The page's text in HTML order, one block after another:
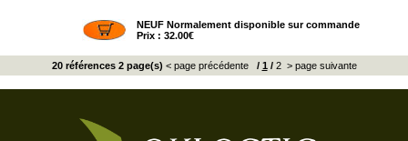
NEUF Normalement disponible sur commande
Prix : 32.00€
20 références 2 page(s) < page précédente/ 1 /2 > page suivante